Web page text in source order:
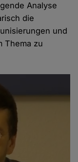
Analyse
die
und
Thema zu